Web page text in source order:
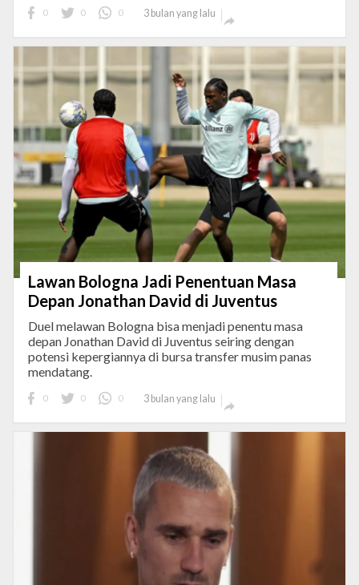
0 0 0 3 bulan yang lalu

Lawan Bologna Jadi Penentuan Masa
Depan Jonathan David di Juventus
Duel melawan Bologna bisa menjadi penentu masa
depan Jonathan David di Juventus seiring dengan
potensi kepergiannya di bursa transfer musim panas
mendatang.
0 0 0 3 bulan yang lalu
